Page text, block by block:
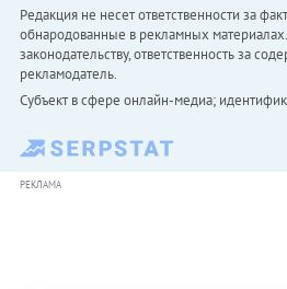
Редакция не несет ответственности за
обнародованные в рекламных
законодательству, ответственность за
рекламодатель.
Субъект в сфере онлайн-медиа;
РЕКЛАМА